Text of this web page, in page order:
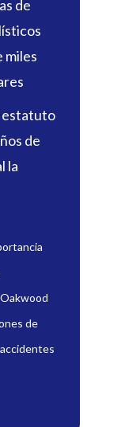
de
miles
estatuto
de
la
de